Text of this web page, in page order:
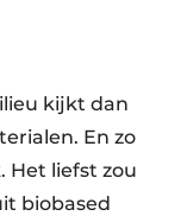
kijkt dan
En zo
Het liefst zou
biobased